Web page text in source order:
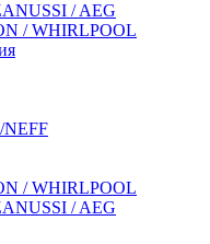
/ AEG
/ WHIRLPOOL
NEFF
/ WHIRLPOOL
/ AEG